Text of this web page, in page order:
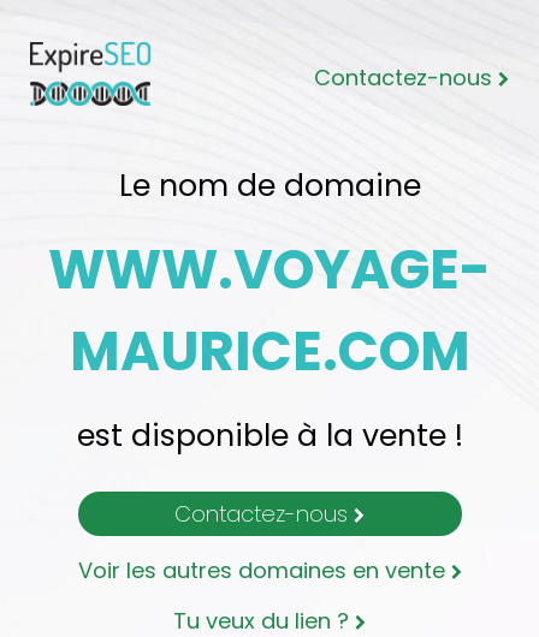
Contactez-nous
Le nom de domaine
WWW.VOYAGE-
MAURICE.COM
est disponible à la vente !
Contactez-nous
Voir les autres domaines en vente
Tu veux du lien ?